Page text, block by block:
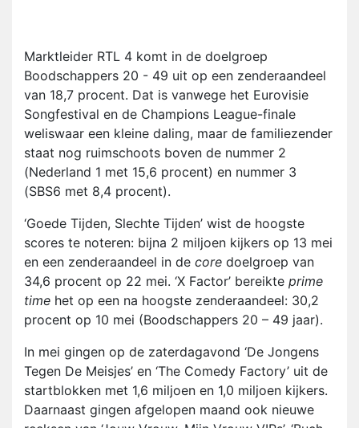
Marktleider RTL 4 komt in de doelgroep
Boodschappers 20 - 49 uit op een zenderaandeel
van 18,7 procent. Dat is vanwege het Eurovisie
Songfestival en de Champions League-finale
weliswaar een kleine daling, maar de familiezender
staat nog ruimschoots boven de nummer 2
(Nederland 1 met 15,6 procent) en nummer 3
(SBS6 met 8,4 procent).
‘Goede Tijden, Slechte Tijden’ wist de hoogste
scores te noteren: bijna 2 miljoen kijkers op 13 mei
en een zenderaandeel in de core doelgroep van
34,6 procent op 22 mei. ‘X Factor’ bereikte prime
time het op een na hoogste zenderaandeel: 30,2
procent op 10 mei (Boodschappers 20 – 49 jaar).
In mei gingen op de zaterdagavond ‘De Jongens
Tegen De Meisjes’ en ‘The Comedy Factory’ uit de
startblokken met 1,6 miljoen en 1,0 miljoen kijkers.
Daarnaast gingen afgelopen maand ook nieuwe